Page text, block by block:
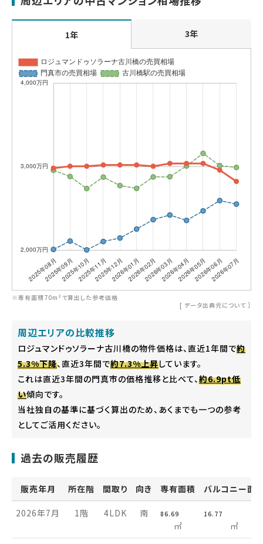
1年 3年
※専有面積70m²で算出した参考価格
[ データ出典元について ］
周辺エリアの比較推移
ロジュマンドゥソラーナ古川橋の物件価格は、直近1年間で約
5.3%下降、直近3年間で約7.3%上昇しています。
これは直近3年間の門真市の価格推移と比べて、約6.9pt低
い傾向です。
当社独自の基準に基づく算出のため、あくまでも一つの参考
としてご活用ください。
過去の販売履歴
販売年月 所在階 間取り 向き 専有面積 バルコニー面
2026年7月 1階 4LDK 南 86.69
㎡
16.77
㎡